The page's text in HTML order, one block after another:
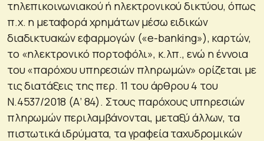
τηλεπικοινωνιακού ή ηλεκτρονικού δικτύου, όπως
π.χ. η μεταφορά χρημάτων μέσω ειδικών
διαδικτυακών εφαρμογών («e-banking»), καρτών,
το «ηλεκτρονικό πορτοφόλι», κ.λπ., ενώ η έννοια
του «παρόχου υπηρεσιών πληρωμών» ορίζεται με
τις διατάξεις της περ. 11 του άρθρου 4 του
Ν.4537/2018 (Α’ 84). Στους παρόχους υπηρεσιών
πληρωμών περιλαμβάνονται, μεταξύ άλλων, τα
πιστωτικά ιδρύματα, τα γραφεία ταχυδρομικών